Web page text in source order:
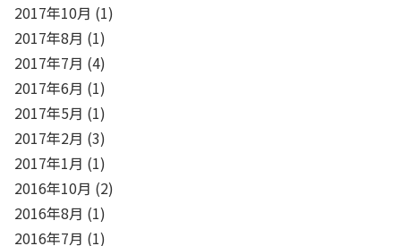
2017年10月 (1)
2017年8月 (1)
2017年7月 (4)
2017年6月 (1)
2017年5月 (1)
2017年2月 (3)
2017年1月 (1)
2016年10月 (2)
2016年8月 (1)
2016年7月 (1)